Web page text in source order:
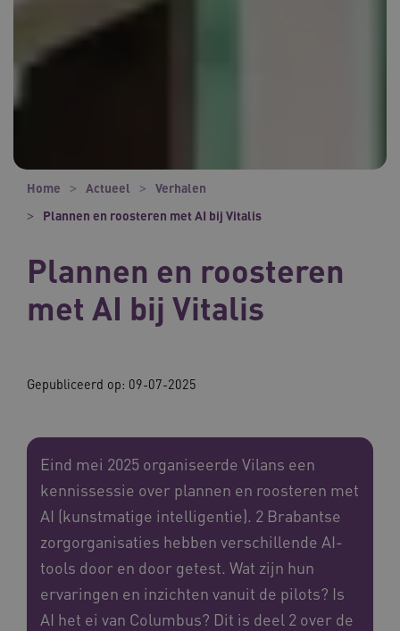
Home Actueel
Verhalen
Plannen en roosteren met AI bij Vitalis
Plannen en roosteren
met AI bij Vitalis
Gepubliceerd op: 09-07-2025
Eind mei 2025 organiseerde Vilans een
kennissessie over plannen en roosteren met
AI (kunstmatige intelligentie). 2 Brabantse
zorgorganisaties hebben verschillende AI-
tools door en door getest. Wat zijn hun
ervaringen en inzichten vanuit de pilots? Is
AI het ei van Columbus? Dit is deel 2 over de